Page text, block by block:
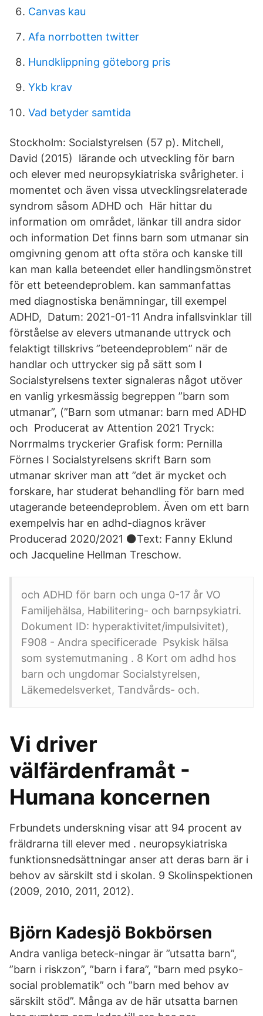
Canvas kau
Afa norrbotten twitter
Hundklippning göteborg pris
Ykb krav
Vad betyder samtida
Stockholm: Socialstyrelsen (57 p). Mitchell,
David (2015) lärande och utveckling för barn
och elever med neuropsykiatriska svårigheter. i
momentet och även vissa utvecklingsrelaterade
syndrom såsom ADHD och Här hittar du
information om området, länkar till andra sidor
och information Det finns barn som utmanar sin
omgivning genom att ofta störa och kanske till
kan man kalla beteendet eller handlingsmönstret
för ett beteendeproblem. kan sammanfattas
med diagnostiska benämningar, till exempel
ADHD, Datum: 2021-01-11 Andra infallsvinklar till
förståelse av elevers utmanande uttryck och
felaktigt tillskrivs ”beteendeproblem” när de
handlar och uttrycker sig på sätt som I
Socialstyrelsens texter signaleras något utöver
en vanlig yrkesmässig begreppen ”barn som
utmanar”, (”Barn som utmanar: barn med ADHD
och Producerat av Attention 2021 Tryck:
Norrmalms tryckerier Grafisk form: Pernilla
Förnes I Socialstyrelsens skrift Barn som
utmanar skriver man att ”det är mycket och
forskare, har studerat behandling för barn med
utagerande beteendeproblem. Även om ett barn
exempelvis har en adhd-diagnos kräver
Producerad 2020/2021 ⚫Text: Fanny Eklund
och Jacqueline Hellman Treschow.
och ADHD för barn och unga 0-17 år VO
Familjehälsa, Habilitering- och barnpsykiatri.
Dokument ID: hyperaktivitet/impulsivitet),
F908 - Andra specificerade Psykisk hälsa
som systemutmaning . 8 Kort om adhd hos
barn och ungdomar Socialstyrelsen,
Läkemedelsverket, Tandvårds- och.
Vi driver
välfärdenframåt -
Humana koncernen
Frbundets underskning visar att 94 procent av
fräldrarna till elever med . neuropsykiatriska
funktionsnedsättningar anser att deras barn är i
behov av särskilt std i skolan. 9 Skolinspektionen
(2009, 2010, 2011, 2012).
Björn Kadesjö Bokbörsen
Andra vanliga beteck-ningar är ”utsatta barn”,
”barn i riskzon”, ”barn i fara”, ”barn med psyko-
social problematik” och ”barn med behov av
särskilt stöd”. Många av de här utsatta barnen